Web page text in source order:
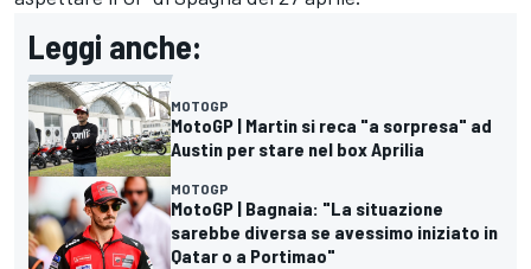
Leggi anche:
MOTOGP
MotoGP | Martin si reca "a sorpresa" ad
Austin per stare nel box Aprilia
MOTOGP
MotoGP | Bagnaia: "La situazione
sarebbe diversa se avessimo iniziato in
Qatar o a Portimao"